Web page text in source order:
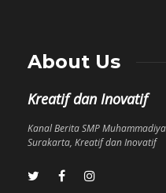
About Us
Kreatif dan Inovatif
Kanal Berita SMP
Surakarta, Kreatif dan Inovatif